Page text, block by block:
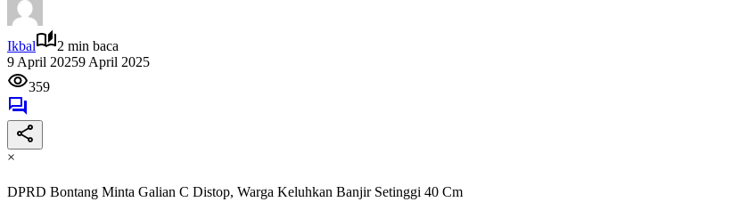
Ikbal
2 min baca
9 April 20259 April 2025
359
×
DPRD Bontang Minta Galian C Distop, Warga Keluhkan Banjir Setinggi 40 Cm